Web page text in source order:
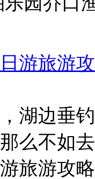
游旅游
湖边垂
么不如
旅游攻